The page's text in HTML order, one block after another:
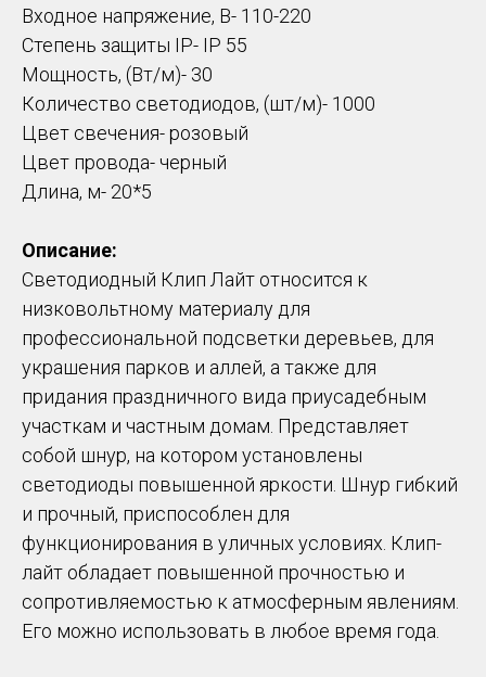
Входное напряжение, В- 110-220
Степень защиты IP- IP 55
Мощность, (Вт/м)- 30
Количество светодиодов, (шт/м)- 1000
Цвет свечения- розовый
Цвет провода- черный
Длина, м- 20*5
Описание:
Светодиодный Клип Лайт относится к
низковольтному материалу для
профессиональной подсветки деревьев, для
украшения парков и аллей, а также для
придания праздничного вида приусадебным
участкам и частным домам. Представляет
собой шнур, на котором установлены
светодиоды повышенной яркости. Шнур гибкий
и прочный, приспособлен для
функционирования в уличных условиях. Клип-
лайт обладает повышенной прочностью и
сопротивляемостью к атмосферным явлениям.
Его можно использовать в любое время года.